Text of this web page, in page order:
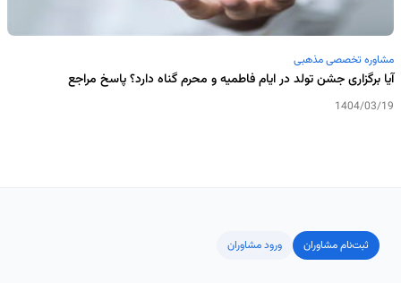
مشاوره تخصصی مذهبی
آیا برگزاری جشن تولد در ایام فاطمیه و محرم گناه دارد؟ پاسخ مراجع
1404/03/19
ثبت‌نام مشاوران ورود مشاوران